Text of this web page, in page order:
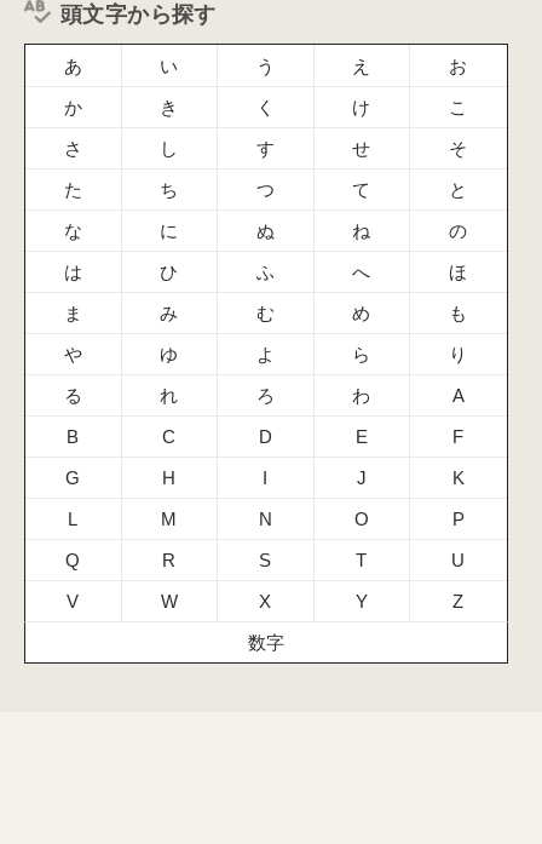
頭文字から探す
あ い う え お
か き く け
こ
さ
し す せ
そ
た
ち つ て
と
な
に ぬ ね
の
は
ひ ふ へ
ほ
ま
み む め
も
や
ゆ よ ら
り
る
れ ろ わ
A
B
C D E
F
G
H I J
K
L
M N O
P
Q
R S T
U
V
W X Y
Z
数字